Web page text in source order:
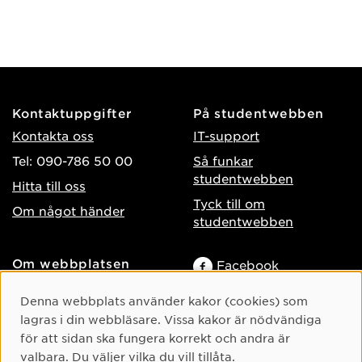
Kontaktuppgifter
Kontakta oss
Tel: 090-786 50 00
Hitta till oss
Om något händer
På studentwebben
IT-support
Så funkar
studentwebben
Tyck till om
studentwebben
Om webbplatsen
Behandling av
personuppgifter
Hantera kakor
Facebook
TikTok
Youtube
Cookie-samtycke
Denna webbplats använder kakor (cookies) som
lagras i din webbläsare. Vissa kakor är nödvändiga
för att sidan ska fungera korrekt och andra är
valbara. Du väljer vilka du vill tillåta.